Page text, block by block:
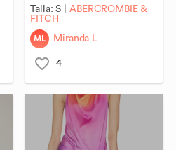
Talla:S
ABERCROMBIE &
FITCH
ML Miranda L
4